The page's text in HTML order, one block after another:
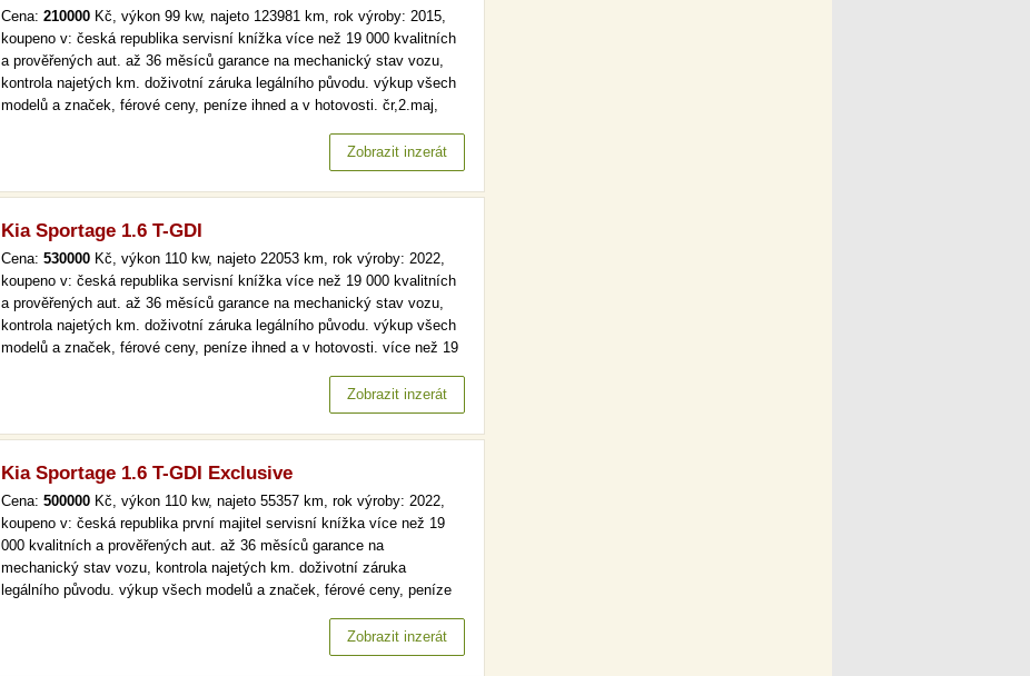
Cena: 210000 Kč, výkon 99 kw, najeto 123981 km, rok výroby: 2015,
koupeno v: česká republika servisní knížka více než 19 000 kvalitních
a prověřených aut. až 36 měsíců garance na mechanický stav vozu,
kontrola najetých km. doživotní záruka legálního původu. výkup všech
modelů a značek, férové ceny, peníze ihned a v hotovosti. čr,2.maj,
až 36 měsíců garance na mechanický stav vozu, kontrola…Zobrazit inzerát
Kia Sportage 1.6 T-GDI
Cena: 530000 Kč, výkon 110 kw, najeto 22053 km, rok výroby: 2022,
koupeno v: česká republika servisní knížka více než 19 000 kvalitních
a prověřených aut. až 36 měsíců garance na mechanický stav vozu,
kontrola najetých km. doživotní záruka legálního původu. výkup všech
modelů a značek, férové ceny, peníze ihned a v hotovosti. více než 19
mechanický stav vozu, kontrola najetých km. doživotní záruka…
Zobrazit inzerát
Kia Sportage 1.6 T-GDI Exclusive
Cena: 500000 Kč, výkon 110 kw, najeto 55357 km, rok výroby: 2022,
koupeno v: česká republika první majitel servisní knížka více než 19
000 kvalitních a prověřených aut. až 36 měsíců garance na
mechanický stav vozu, kontrola najetých km. doživotní záruka
legálního původu. výkup všech modelů a značek, férové ceny, peníze
36 měsíců garance na mechanický stav vozu, kontrola najetých km.…
Zobrazit inzerát